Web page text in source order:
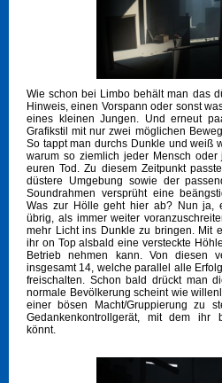
Wie schon bei Limbo behält man das
Hinweis, einen Vorspann oder sonst
eines kleinen Jungen. Und erneut
Grafikstil mit nur zwei möglichen
So tappt man durchs Dunkle und weiß
warum so ziemlich jeder Mensch
euren Tod. Zu diesem Zeitpunkt
düstere Umgebung sowie der
Soundrahmen versprüht eine
Was zur Hölle geht hier ab? Nun ja,
übrig, als immer weiter
mehr Licht ins Dunkle zu bringen. Mit
ihr on Top alsbald eine versteckte
Betrieb nehmen kann. Von diesen
insgesamt 14, welche parallel alle
freischalten. Schon bald drückt man
normale Bevölkerung scheint wie
einer bösen Macht/Gruppierung zu
Gedankenkontrollgerät, mit dem ihr
könnt.